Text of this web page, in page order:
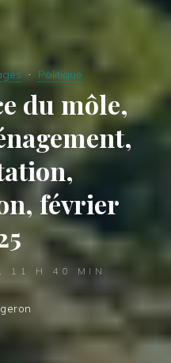
Politique
du môle,
février
11 H 40 MIN